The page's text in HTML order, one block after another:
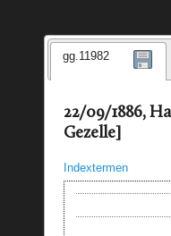
gg.11982
22/09/1886,
Gezelle]
Indextermen